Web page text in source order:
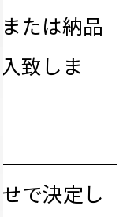
たは納品
致しま
で決定し